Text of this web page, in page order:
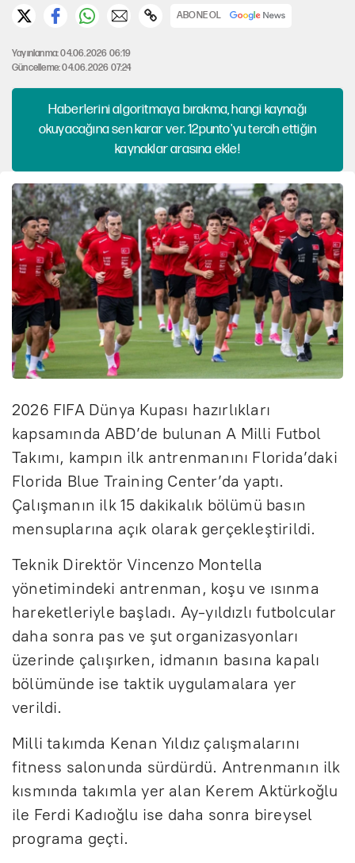
ABONE OL
Yayınlanma: 04.06.2026 06:19
Güncelleme: 04.06.2026 07:24
Haberlerini algoritmaya bırakma, hangi kaynağı
okuyacağına sen karar ver. 12punto'yu tercih ettiğin
kaynaklar arasına ekle!
2026 FIFA Dünya Kupası hazırlıkları
kapsamında ABD’de bulunan A Milli Futbol
Takımı, kampın ilk antrenmanını Florida’daki
Florida Blue Training Center’da yaptı.
Çalışmanın ilk 15 dakikalık bölümü basın
mensuplarına açık olarak gerçekleştirildi.
Teknik Direktör Vincenzo Montella
yönetimindeki antrenman, koşu ve ısınma
hareketleriyle başladı. Ay-yıldızlı futbolcular
daha sonra pas ve şut organizasyonları
üzerinde çalışırken, idmanın basına kapalı
bölümünde ise taktik uygulamalara yer
verildi.
Milli takımda Kenan Yıldız çalışmalarını
fitness salonunda sürdürdü. Antrenmanın ilk
kısmında takımla yer alan Kerem Aktürkoğlu
ile Ferdi Kadıoğlu ise daha sonra bireysel
programa geçti.